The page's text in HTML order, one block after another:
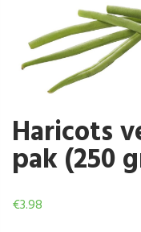
Haricots
pak (250
€3.98